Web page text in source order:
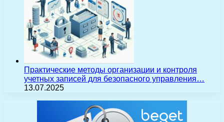
Практические методы организации и контроля
учетных записей для безопасного управления…
13.07.2025